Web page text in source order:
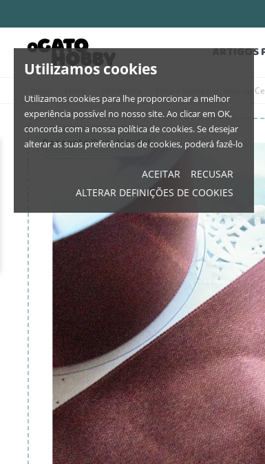
Utilizamos cookies
Utilizamos cookies para lhe proporcionar a melhor
experiência possível no nosso site. Ao clicar em OK,
concorda com a nossa política de cookies. Se desejar
alterar as suas preferências de cookies, poderá fazê-lo
ACEITAR
RECUSAR
ALTERAR DEFINIÇÕES DE COOKIES
ARTIGOS
Fitas de
Desconto Quantidade!